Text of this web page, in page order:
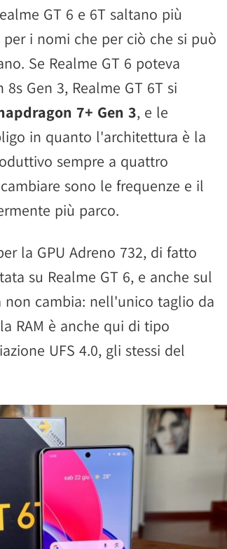
GT 6 e 6T saltano più
i nomi che per ciò che si può
Se Realme GT 6 poteva
Gen 3, Realme GT 6T si
7+ Gen 3, e le
in quanto l'architettura è la
sempre a quattro
sono le frequenze e il
più parco.
la GPU Adreno 732, di fatto
su Realme GT 6, e anche sul
cambia: nell'unico taglio da
RAM è anche qui di tipo
UFS 4.0, gli stessi del